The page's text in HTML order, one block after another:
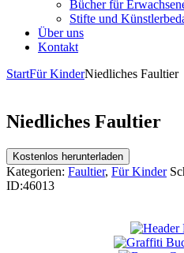
Bücher für
Stifte und
Über uns
Kontakt
StartFür KinderNiedliches Faultier
Niedliches Faultier
Kostenlos herunterladen
Kategorien: Faultier, Für Kinder
ID:46013